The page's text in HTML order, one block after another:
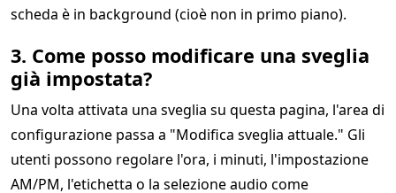
scheda è in background (cioè non in primo piano).
3. Come posso modificare una sveglia
già impostata?
Una volta attivata una sveglia su questa pagina, l'area di
configurazione passa a "Modifica sveglia attuale." Gli
utenti possono regolare l'ora, i minuti, l'impostazione
AM/PM, l'etichetta o la selezione audio come